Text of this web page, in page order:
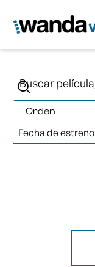
Orden
Fecha de estreno